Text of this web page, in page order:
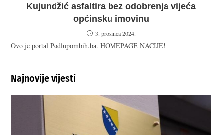
Kujundžić asfaltira bez odobrenja vijeća
općinsku imovinu
3. prosinca 2024.
Ovo je portal Podlupombih.ba. HOMEPAGE NACIJE!
Najnovije vijesti